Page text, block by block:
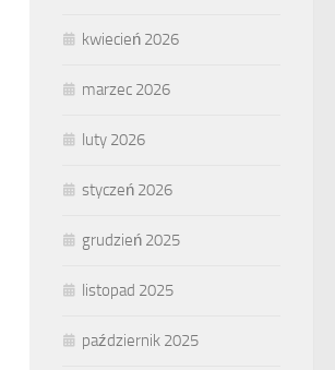
kwiecień 2026
marzec 2026
luty 2026
styczeń 2026
grudzień 2025
listopad 2025
październik 2025